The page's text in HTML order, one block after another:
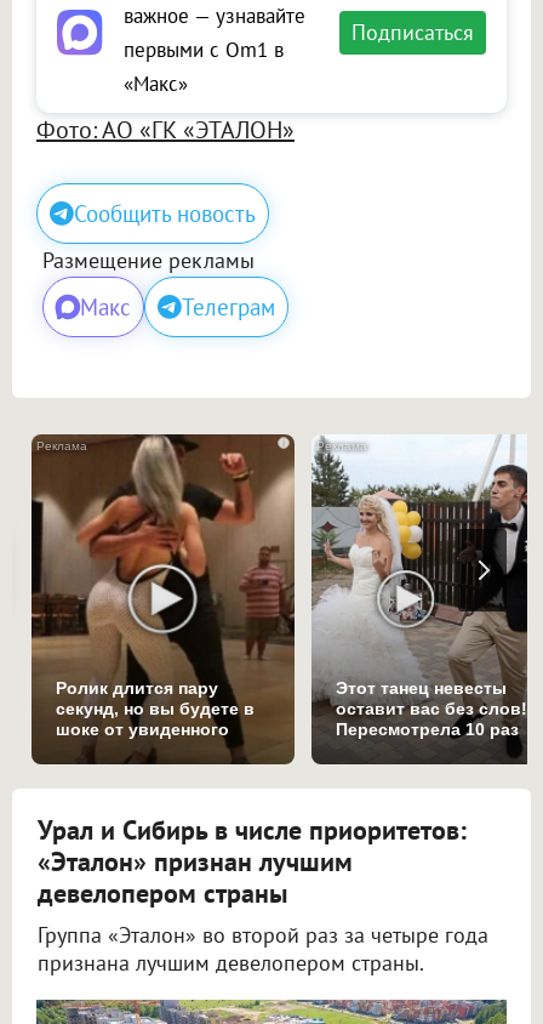
важное — узнавайте
первыми с Om1 в
«Макс»
Подписаться
Фото: АО «ГК «ЭТАЛОН»
Сообщить новость
Размещение рекламы
Макс Телеграм
i
Ролик длится пару
секунд, но вы будете в
шоке от увиденного
Этот танец невесты
оставит вас без слов!
Пересмотрела 10 раз
Урал и Сибирь в числе приоритетов:
«Эталон» признан лучшим
девелопером страны
Группа «Эталон» во второй раз за четыре года
признана лучшим девелопером страны.